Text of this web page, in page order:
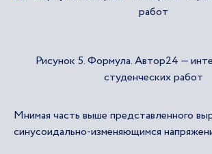
Рисунок 5. Формула. Автор24 —
студенческих работ
Мнимая часть выше представленного
синусоидально-изменяющимся